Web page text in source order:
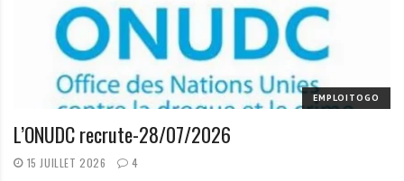
EMPLOITOGO
L’ONUDC recrute-28/07/2026
15 JUILLET 2026 4